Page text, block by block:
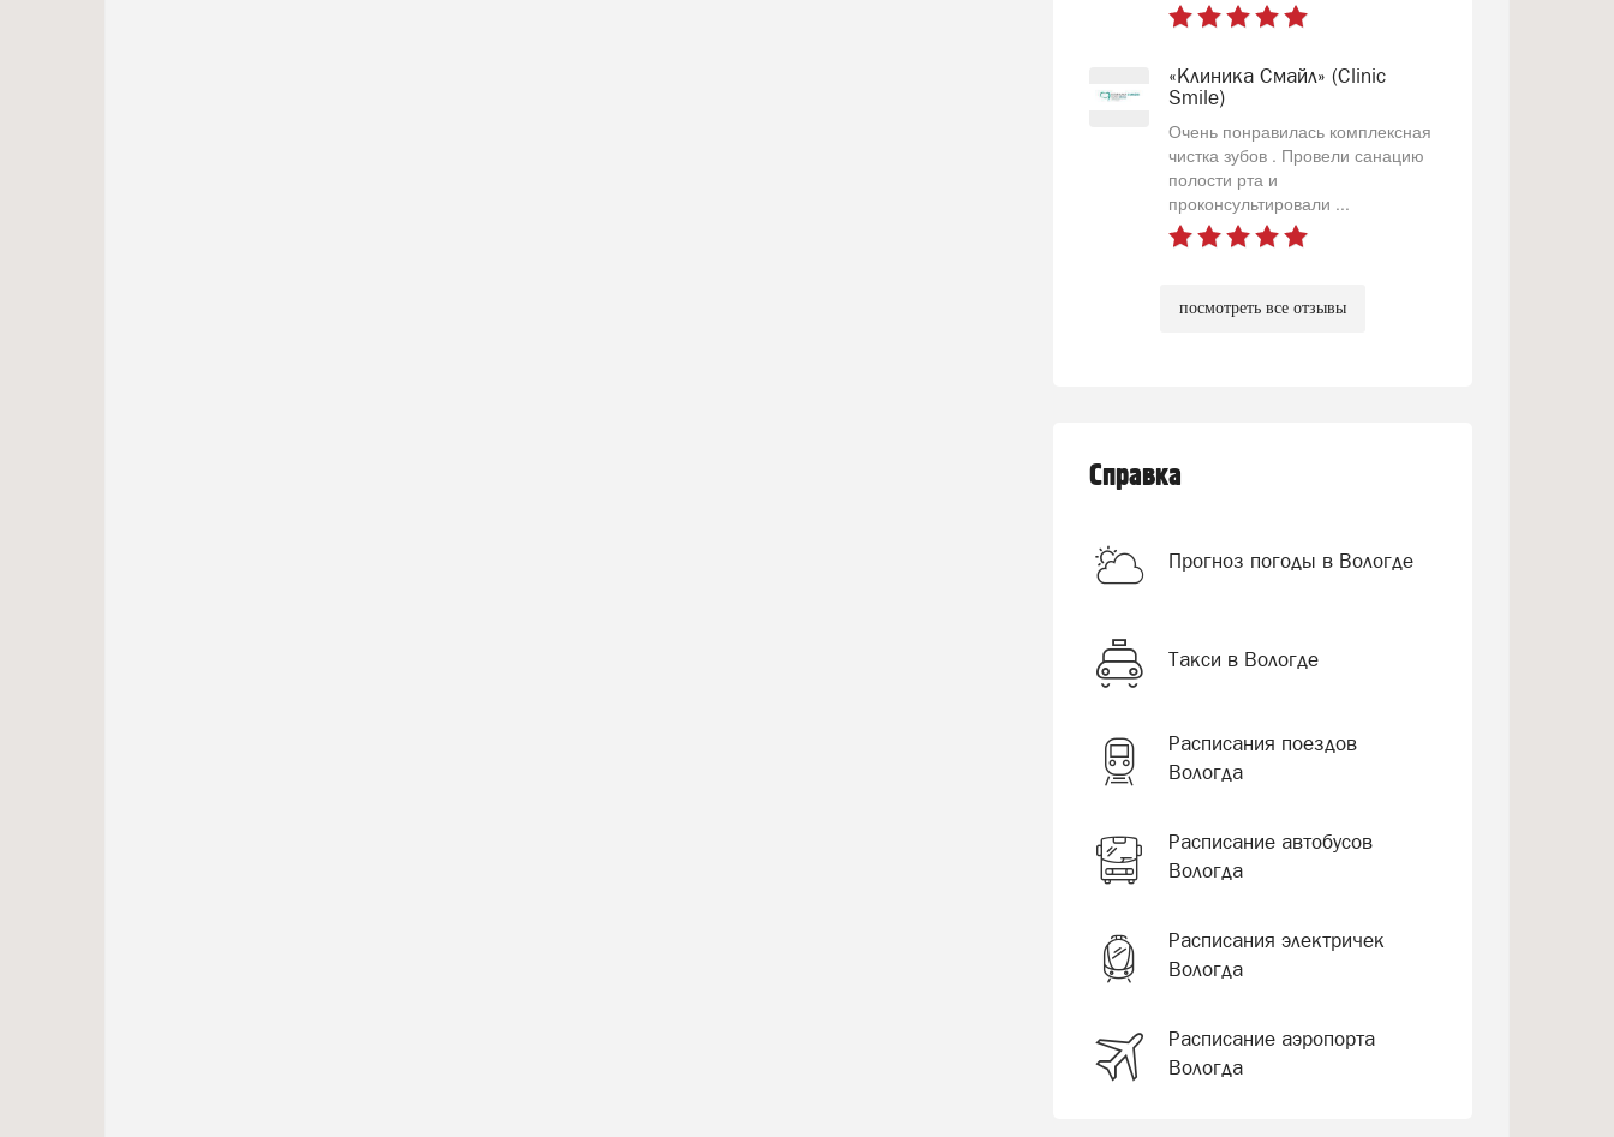
«Клиника Смайл» (Clinic
Smile)
Очень понравилась комплексная
чистка зубов . Провели санацию
полости рта и
проконсультировали ...
посмотреть все отзывы
Справка
Прогноз погоды в Вологде
Такси в Вологде
Расписания поездов
Вологда
Расписание автобусов
Вологда
Расписания электричек
Вологда
Расписание аэропорта
Вологда